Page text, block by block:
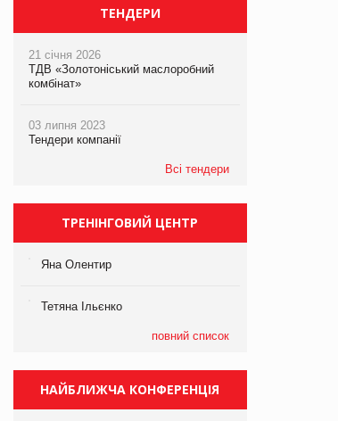
ТЕНДЕРИ
21 січня 2026
ТДВ «Золотоніський маслоробний
комбінат»
03 липня 2023
Тендери компанії
Всі тендери
ТРЕНІНГОВИЙ ЦЕНТР
Яна Олентир
Тетяна Ільєнко
повний список
НАЙБЛИЖЧА КОНФЕРЕНЦІЯ